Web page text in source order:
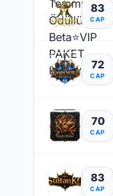
83
CAP
72
CAP
70
CAP
83
CAP